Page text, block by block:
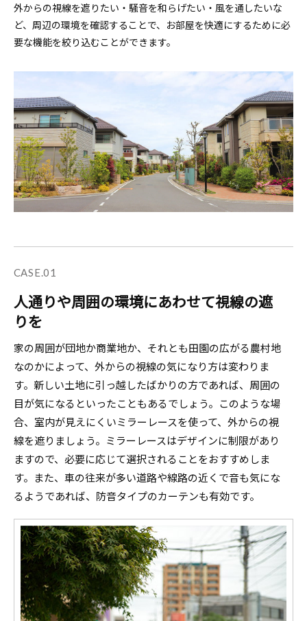
外からの視線を遮りたい・騒音を和らげたい・風を通したいな
ど、周辺の環境を確認することで、 お部屋を快適にするために必
要な機能を絞り込むことができます。
CASE.01
人通りや周囲の環境にあわせて視線の遮
りを
家の周囲が団地か商業地か、それとも田園の広がる農村地
なのかによって、外からの視線の気になり方は変わりま
す。新しい土地に引っ越したばかりの方であれば、周囲の
目が気になるといったこともあるでしょう。このような場
合、室内が見えにくいミラーレースを使って、外からの視
線を遮りましょう。ミラーレースはデザインに制限があり
ますので、必要に応じて選択されることをおすすめしま
す。また、車の往来が多い道路や線路の近くで音も気にな
るようであれば、防音タイプのカーテンも有効です。